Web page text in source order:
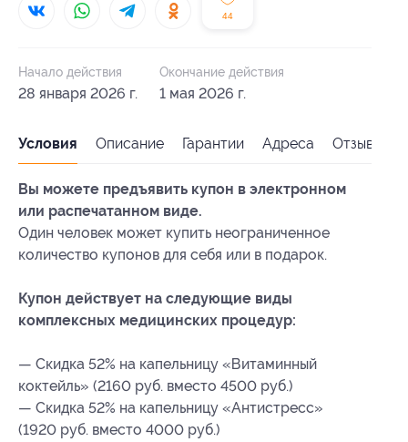
44
Начало действия
28 января 2026 г.
Окончание действия
1 мая 2026 г.
Условия Описание Гарантии Адреса Отзывы
Вы можете предъявить купон в электронном
или распечатанном виде.
Один человек может купить неограниченное
количество купонов для себя или в подарок.
Купон действует на следующие виды
комплексных медицинских процедур:
— Скидка 52% на капельницу «Витаминный
коктейль» (2160 руб. вместо 4500 руб.)
— Скидка 52% на капельницу «Антистресс»
(1920 руб. вместо 4000 руб.)